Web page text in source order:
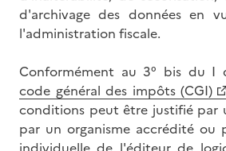
d'archivage des données en
l'administration fiscale.
Conformément au 3° bis du I
code général des impôts (CGI)
conditions peut être justifié par
par un organisme accrédité ou